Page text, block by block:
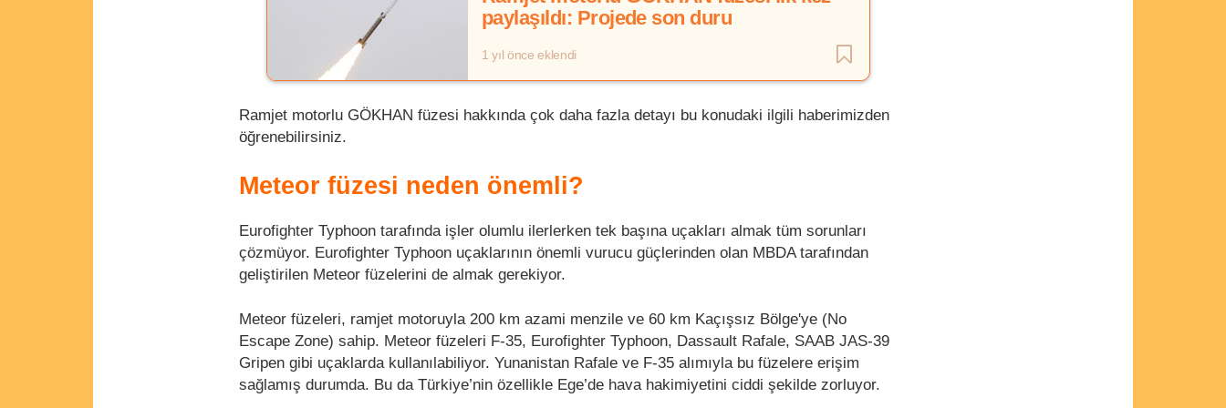
paylaşıldı: Projede son duru
1 yıl önce eklendi
Ramjet motorlu GÖKHAN füzesi hakkında çok daha fazla detayı bu konudaki ilgili haberimizden
öğrenebilirsiniz.
Meteor füzesi neden önemli?
Eurofighter Typhoon tarafında işler olumlu ilerlerken tek başına uçakları almak tüm sorunları
çözmüyor. Eurofighter Typhoon uçaklarının önemli vurucu güçlerinden olan MBDA tarafından
geliştirilen Meteor füzelerini de almak gerekiyor.
Meteor füzeleri, ramjet motoruyla 200 km azami menzile ve 60 km Kaçışsız Bölge'ye (No
Escape Zone) sahip. Meteor füzeleri F-35, Eurofighter Typhoon, Dassault Rafale, SAAB JAS-39
Gripen gibi uçaklarda kullanılabiliyor. Yunanistan Rafale ve F-35 alımıyla bu füzelere erişim
sağlamış durumda. Bu da Türkiye’nin özellikle Ege’de hava hakimiyetini ciddi şekilde zorluyor.